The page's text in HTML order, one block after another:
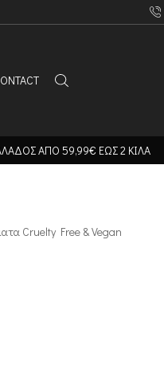
ΑΠΟ 59,99€ ΕΩΣ 2 ΚΙΛΑ
Cruelty Free & Vegan